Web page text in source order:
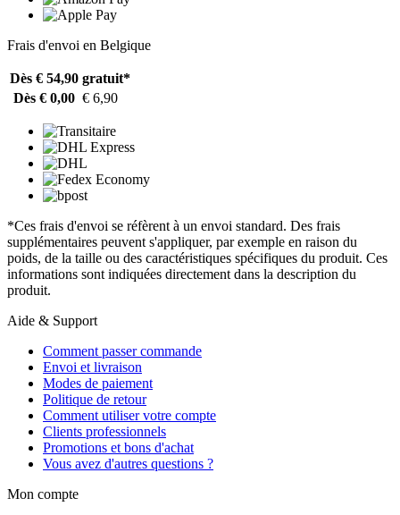
Frais d'envoi en Belgique
Dès € 54,90 gratuit*
Dès € 0,00 € 6,90
*Ces frais d'envoi se réfèrent à un envoi standard. Des frais
supplémentaires peuvent s'appliquer, par exemple en raison du
poids, de la taille ou des caractéristiques spécifiques du produit. Ces
informations sont indiquées directement dans la description du
produit.
Aide & Support
Comment passer commande
Envoi et livraison
Modes de paiement
Politique de retour
Comment utiliser votre compte
Clients professionnels
Promotions et bons d'achat
Vous avez d'autres questions ?
Mon compte